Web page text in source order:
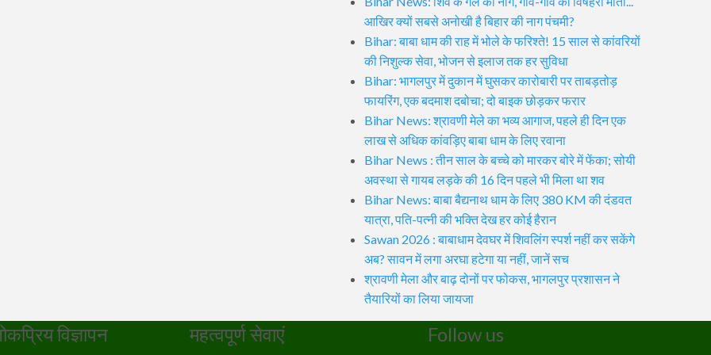
आखिर क्यों सबसे अनोखी है बिहार की नाग पंचमी?
Bihar: बाबा धाम की राह में भोले के फरिश्ते! 15 साल से कांवरियों
की निशुल्क सेवा, भोजन से इलाज तक हर सुविधा
Bihar: भागलपुर में दुकान में घुसकर कारोबारी पर ताबड़तोड़
फायरिंग, एक बदमाश दबोचा; दो बाइक छोड़कर फरार
Bihar News: श्रावणी मेले का भव्य आगाज, पहले ही दिन एक
लाख से अधिक कांवड़िए बाबा धाम के लिए रवाना
Bihar News : तीन साल के बच्चे को मारकर बोरे में फेंका; सोयी
अवस्था से गायब लड़के की 16 दिन पहले भी मिला था शव
Bihar News: बाबा बैद्यनाथ धाम के लिए 380 KM की दंडवत
यात्रा, पति-पत्नी की भक्ति देख हर कोई हैरान
Sawan 2026 : बाबाधाम देवघर में शिवलिंग स्पर्श नहीं कर सकेंगे
अब? सावन में लगा अरघा हटेगा या नहीं, जानें सच
श्रावणी मेला और बाढ़ दोनों पर फोकस, भागलपुर प्रशासन ने
तैयारियों का लिया जायजा
विज्ञापन महत्वपूर्ण सेवाएं Follow us